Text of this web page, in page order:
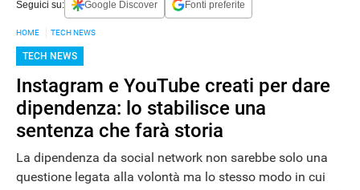
Seguici su: Google Discover Fonti preferite
HOME TECH NEWS
TECH NEWS
Instagram e YouTube creati per dare
dipendenza: lo stabilisce una
sentenza che farà storia
La dipendenza da social network non sarebbe solo una
questione legata alla volontà ma lo stesso modo in cui